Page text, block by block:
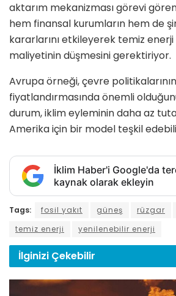
aktarım mekanizması görevi
hem finansal kurumların hem de
kararlarını etkileyerek temiz
maliyetinin düşmesini gerektiriyor.
Avrupa örneği, çevre
fiyatlandırmasında önemli
durum, iklim eyleminin daha az
Amerika için bir model teşkil
İklim Haber'i Google'da
kaynak olarak ekleyin
Tags: fosil yakıt güneş rüzgar
temiz enerji
yenilenebilir enerji
İlginizi Çekebilir